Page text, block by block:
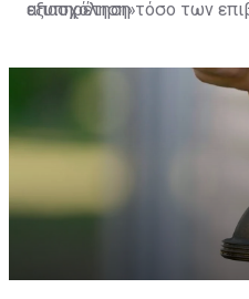
εξυπηρέτηση τόσο των
απασχόληση»